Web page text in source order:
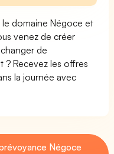
domaine Négoce et
venez de créer
de
? Recevez les offres
la journée avec
Négoce